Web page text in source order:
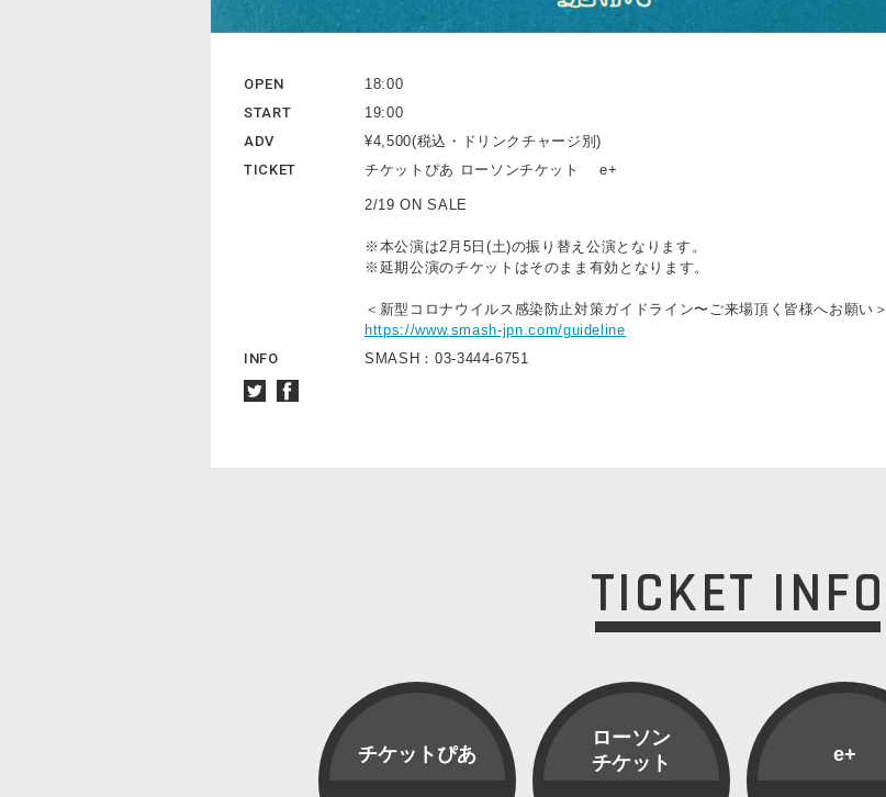
OPEN
18:00
START
19:00
ADV
¥4,500(税込・ドリンクチャージ別)
TICKET
チケットぴあ ローソンチケット e+
2/19 ON SALE
※本公演は2月5日(土)の振り替え公演となります。
※延期公演のチケットはそのまま有効となります。
＜新型コロナウイルス感染防止対策ガイドライン〜ご来場頂く皆様へお願い＞
https://www.smash-jpn.com/guideline
INFO
SMASH：03-3444-6751
TICKET INFO
チケットぴあ
ローソン
チケット
e+